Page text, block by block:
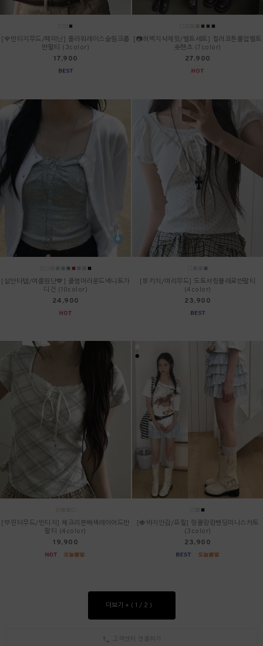
[🌹빈티지무드/페미닌] 플라워레이스슬림크롭
반팔티 (3color)
17,900
[📷허벅지삭제핏/벨트세트] 컬러코튼롤업벨트
숏팬츠 (7color)
27,900
[살안타템/여름원단💙] 쿨썸머라운드넥니트가
디건 (10color)
24,900
[🐰키치/여리무드] 도트셔링볼레로반팔티
(4color)
23,900
[💛핀터무드/빈티지] 체크리본배색레이어드반
팔티 (4color)
19,900
[🍓바지안감/프릴] 링클캉캉밴딩미니스커트
(3color)
23,900
더보기 + ( 1 / 2 )
고객센터 연결하기